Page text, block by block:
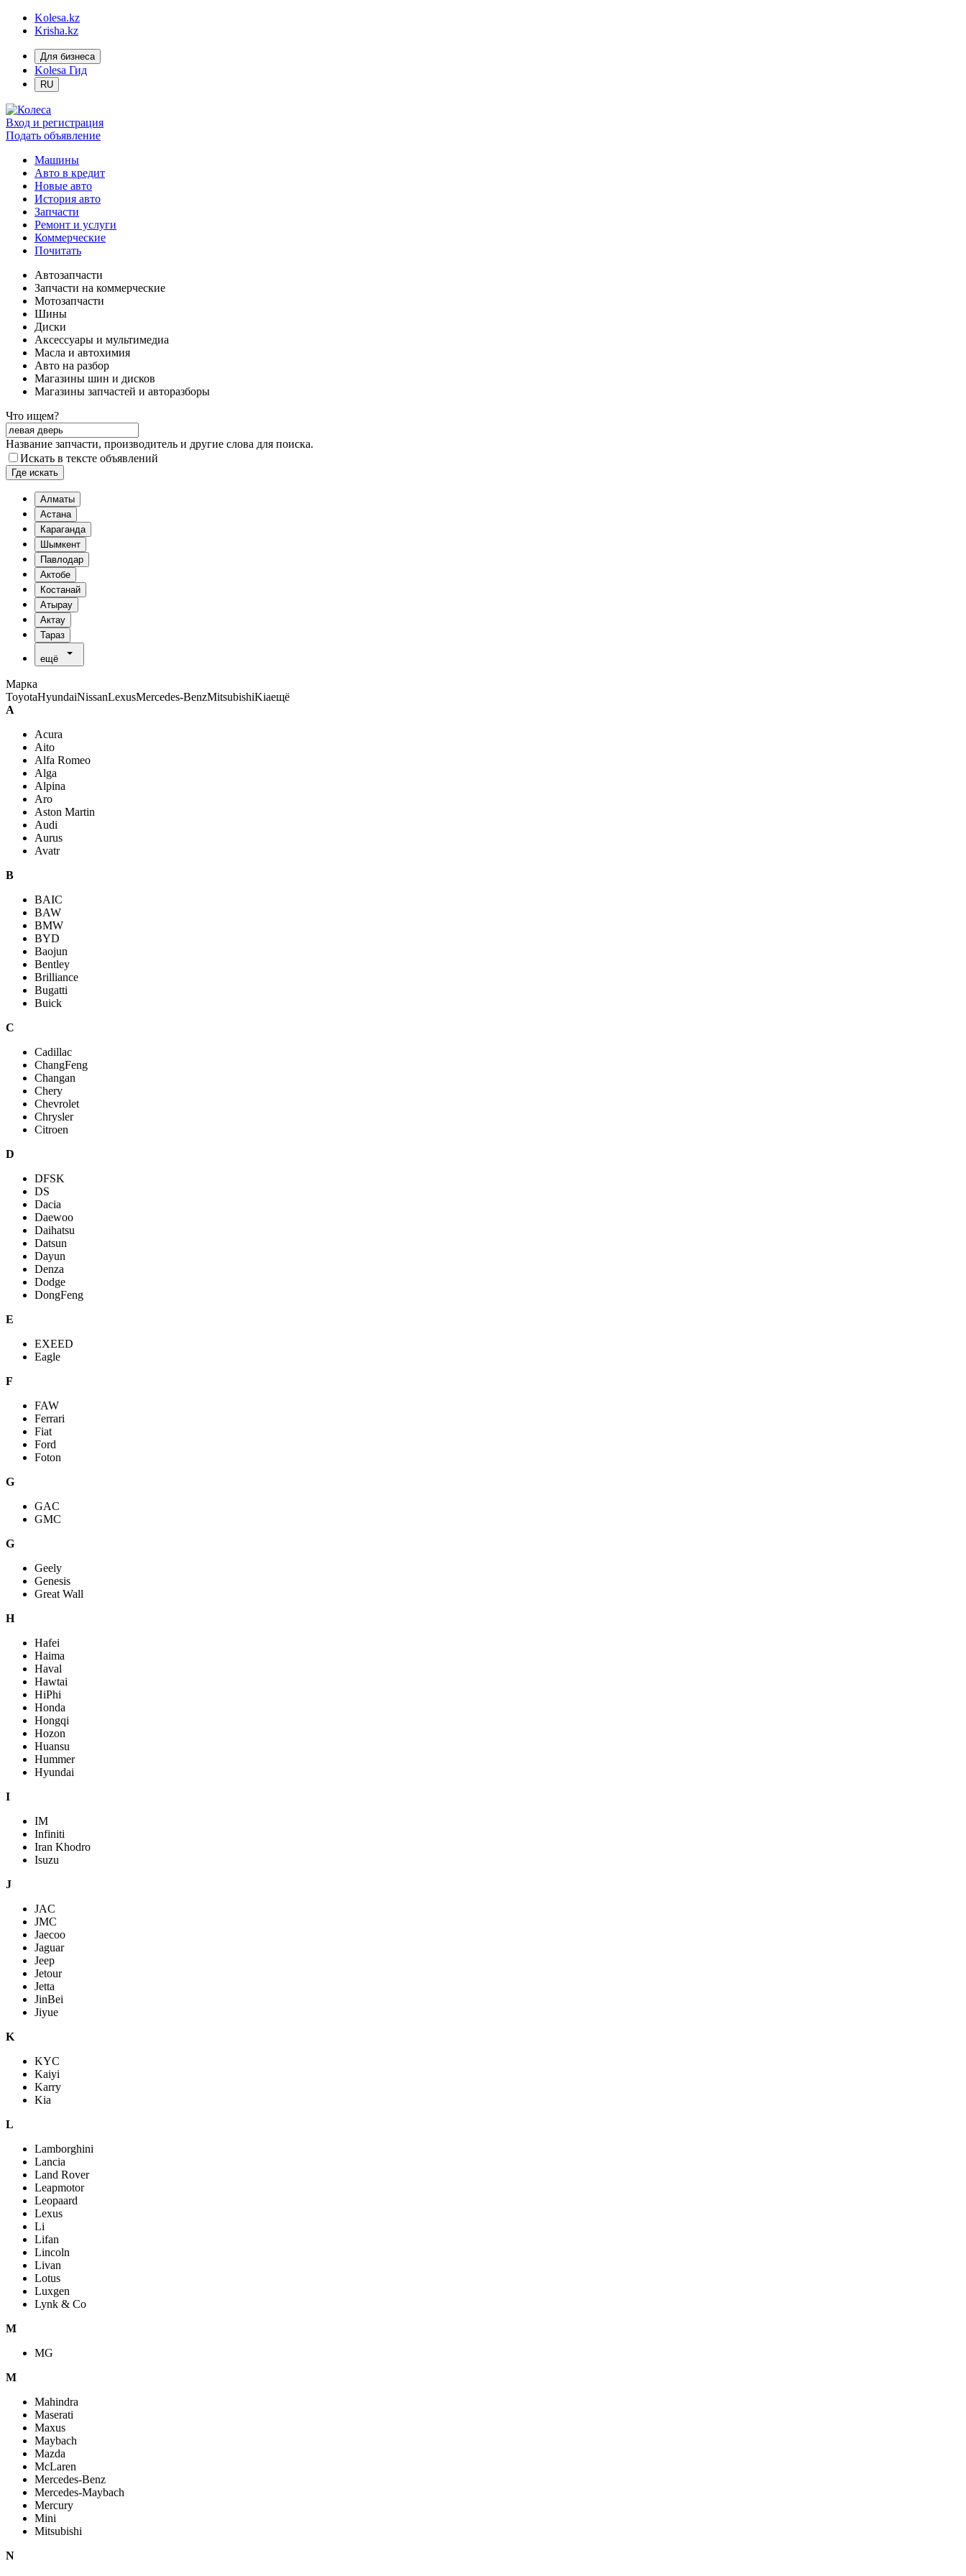
Kolesa.kz
Krisha.kz
Для бизнеса
Kolesa Гид
RU
Вход и регистрация
Подать объявление
Машины
Авто в кредит
Новые авто
История авто
Запчасти
Ремонт и услуги
Коммерческие
Почитать
Автозапчасти
Запчасти на коммерческие
Мотозапчасти
Шины
Диски
Аксессуары и мультимедиа
Масла и автохимия
Авто на разбор
Магазины шин и дисков
Магазины запчастей и авторазборы
Что ищем?
Название запчасти, производитель и другие слова для поиска.
Искать в тексте объявлений
Где искать
Алматы
Астана
Караганда
Шымкент
Павлодар
Актобе
Костанай
Атырау
Актау
Тараз
ещё
Марка
ToyotaHyundaiNissanLexusMercedes-BenzMitsubishiKiaещё
A
Acura
Aito
Alfa Romeo
Alga
Alpina
Aro
Aston Martin
Audi
Aurus
Avatr
B
BAIC
BAW
BMW
BYD
Baojun
Bentley
Brilliance
Bugatti
Buick
C
Cadillac
ChangFeng
Changan
Chery
Chevrolet
Chrysler
Citroen
D
DFSK
DS
Dacia
Daewoo
Daihatsu
Datsun
Dayun
Denza
Dodge
DongFeng
E
EXEED
Eagle
F
FAW
Ferrari
Fiat
Ford
Foton
G
GAC
GMC
G
Geely
Genesis
Great Wall
H
Hafei
Haima
Haval
Hawtai
HiPhi
Honda
Hongqi
Hozon
Huansu
Hummer
Hyundai
I
IM
Infiniti
Iran Khodro
Isuzu
J
JAC
JMC
Jaecoo
Jaguar
Jeep
Jetour
Jetta
JinBei
Jiyue
K
KYC
Kaiyi
Karry
Kia
L
Lamborghini
Lancia
Land Rover
Leapmotor
Leopaard
Lexus
Li
Lifan
Lincoln
Livan
Lotus
Luxgen
Lynk & Co
M
MG
M
Mahindra
Maserati
Maxus
Maybach
Mazda
McLaren
Mercedes-Benz
Mercedes-Maybach
Mercury
Mini
Mitsubishi
N